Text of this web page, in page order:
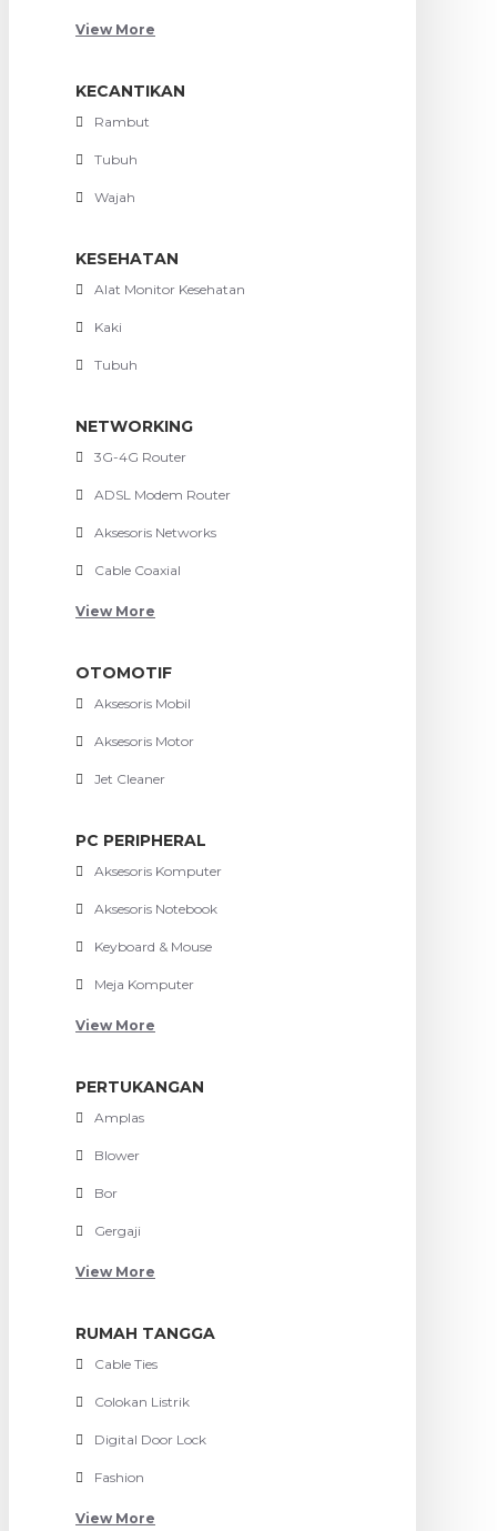
View More
KECANTIKAN
Rambut
Tubuh
Wajah
KESEHATAN
Alat Monitor Kesehatan
Kaki
Tubuh
NETWORKING
3G-4G Router
ADSL Modem Router
Aksesoris Networks
Cable Coaxial
View More
OTOMOTIF
Aksesoris Mobil
Aksesoris Motor
Jet Cleaner
PC PERIPHERAL
Aksesoris Komputer
Aksesoris Notebook
Keyboard & Mouse
Meja Komputer
View More
PERTUKANGAN
Amplas
Blower
Bor
Gergaji
View More
RUMAH TANGGA
Cable Ties
Colokan Listrik
Digital Door Lock
Fashion
View More